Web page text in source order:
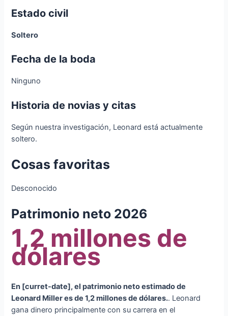
Estado civil
Soltero
Fecha de la boda
Ninguno
Historia de novias y citas
Según nuestra investigación, Leonard está actualmente
soltero.
Cosas favoritas
Desconocido
Patrimonio neto 2026
1,2 millones de
dólares
En [curret-date], el patrimonio neto estimado de
Leonard Miller es de 1,2 millones de dólares.. Leonard
gana dinero principalmente con su carrera en el